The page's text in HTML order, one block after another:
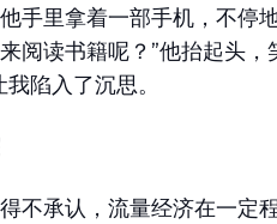
手里拿着一部手机，不停
阅读书籍呢？”他抬起头
陷入了沉思。
不承认，流量经济在一定